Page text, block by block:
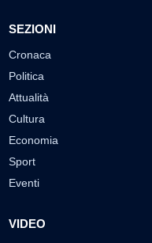
SEZIONI
Cronaca
Politica
Attualità
Cultura
Economia
Sport
Eventi
VIDEO